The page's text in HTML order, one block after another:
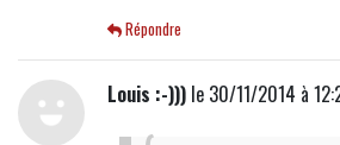
Répondre
Louis :-)))le 30/11/2014 à